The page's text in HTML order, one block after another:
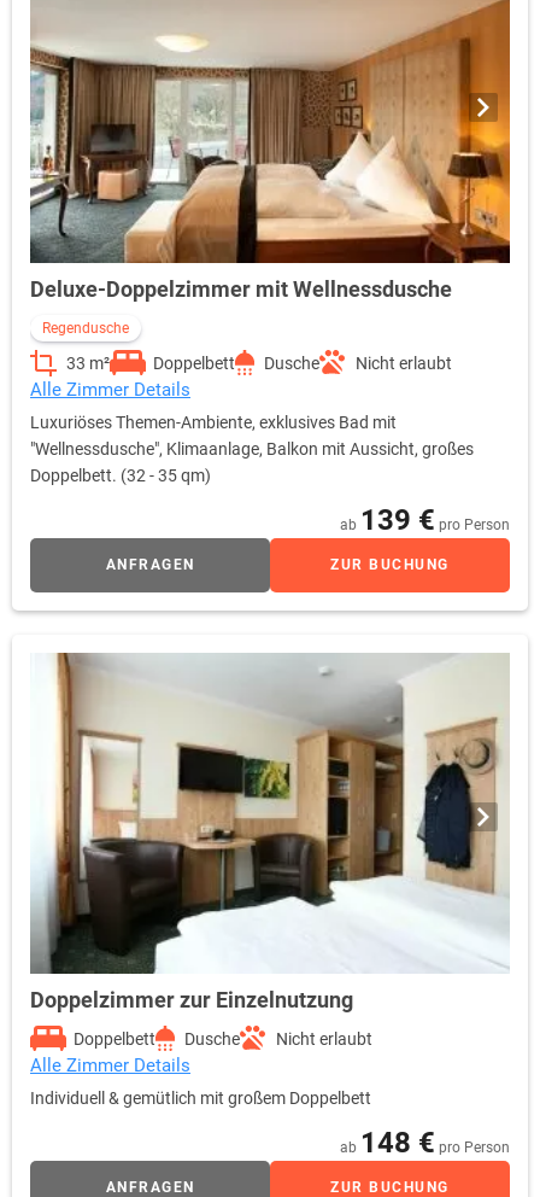
Deluxe-Doppelzimmer mit Wellnessdusche
Regendusche
33 m² Doppelbett Dusche Nicht erlaubt
Alle Zimmer Details
Luxuriöses Themen-Ambiente, exklusives Bad mit
"Wellnessdusche", Klimaanlage, Balkon mit Aussicht, großes
Doppelbett. (32 - 35 qm)
ab 139 € pro Person
ANFRAGEN ZUR BUCHUNG
Doppelzimmer zur Einzelnutzung
Doppelbett Dusche Nicht erlaubt
Alle Zimmer Details
Individuell & gemütlich mit großem Doppelbett
ab 148 € pro Person
ANFRAGEN ZUR BUCHUNG